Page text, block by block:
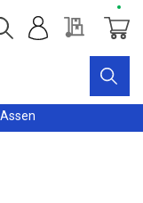
Offerte